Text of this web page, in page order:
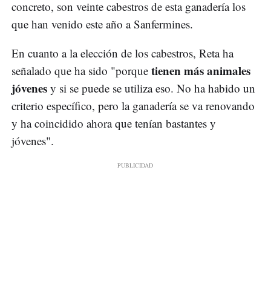
concreto, son veinte cabestros de esta ganadería los
que han venido este año a Sanfermines.
En cuanto a la elección de los cabestros, Reta ha
señalado que ha sido "porque tienen más animales
jóvenes y si se puede se utiliza eso. No ha habido un
criterio específico, pero la ganadería se va renovando
y ha coincidido ahora que tenían bastantes y
jóvenes".